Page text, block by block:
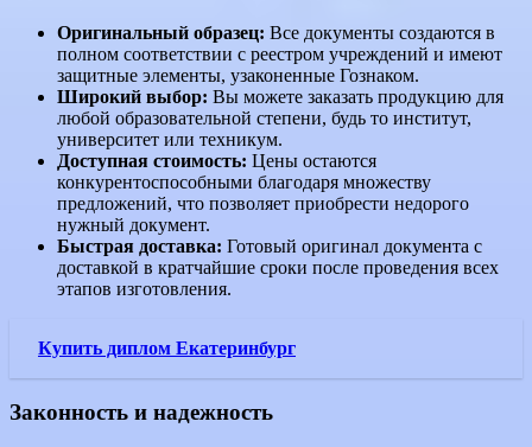
Оригинальный образец: Все документы создаются в
полном соответствии с реестром учреждений и имеют
защитные элементы, узаконенные Гознаком.
Широкий выбор: Вы можете заказать продукцию для
любой образовательной степени, будь то институт,
университет или техникум.
Доступная стоимость: Цены остаются
конкурентоспособными благодаря множеству
предложений, что позволяет приобрести недорого
нужный документ.
Быстрая доставка: Готовый оригинал документа с
доставкой в кратчайшие сроки после проведения всех
этапов изготовления.
Купить диплом Екатеринбург
Законность и надежность